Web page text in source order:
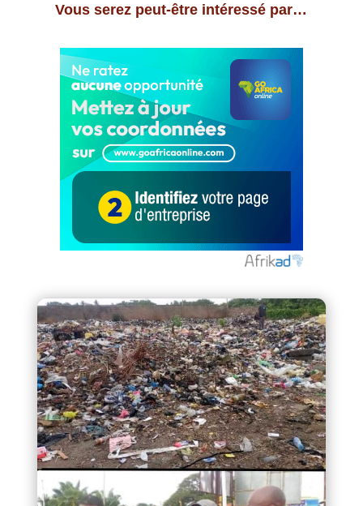
Vous serez peut-être intéressé par…